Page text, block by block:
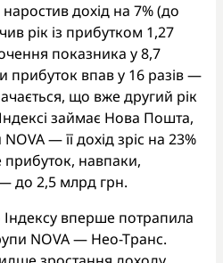
дохід на 7% (до
рік із прибутком 1,27
показника у 8,7
прибуток впав у 16 разів —
що вже другий рік
займає Нова Пошта,
— її дохід зріс на 23%
навпаки,
до 2,5 млрд грн.
Індексу вперше потрапила
NOVA — Нео-Транс.